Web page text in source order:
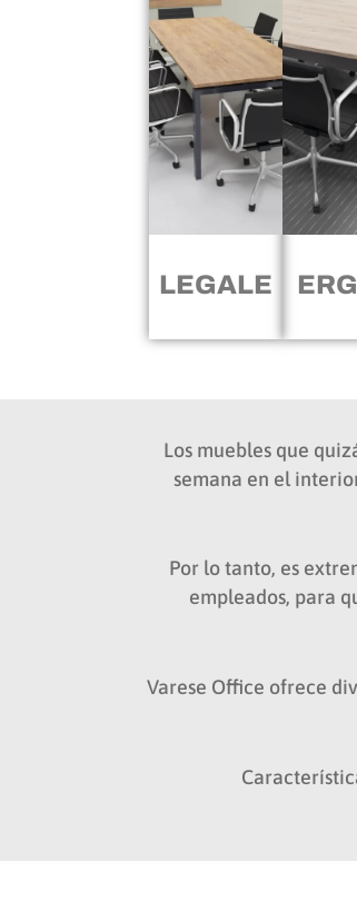
LEGALE
Los muebles que
semana en el
Por lo tanto, es
empleados, para
Varese Office ofrece